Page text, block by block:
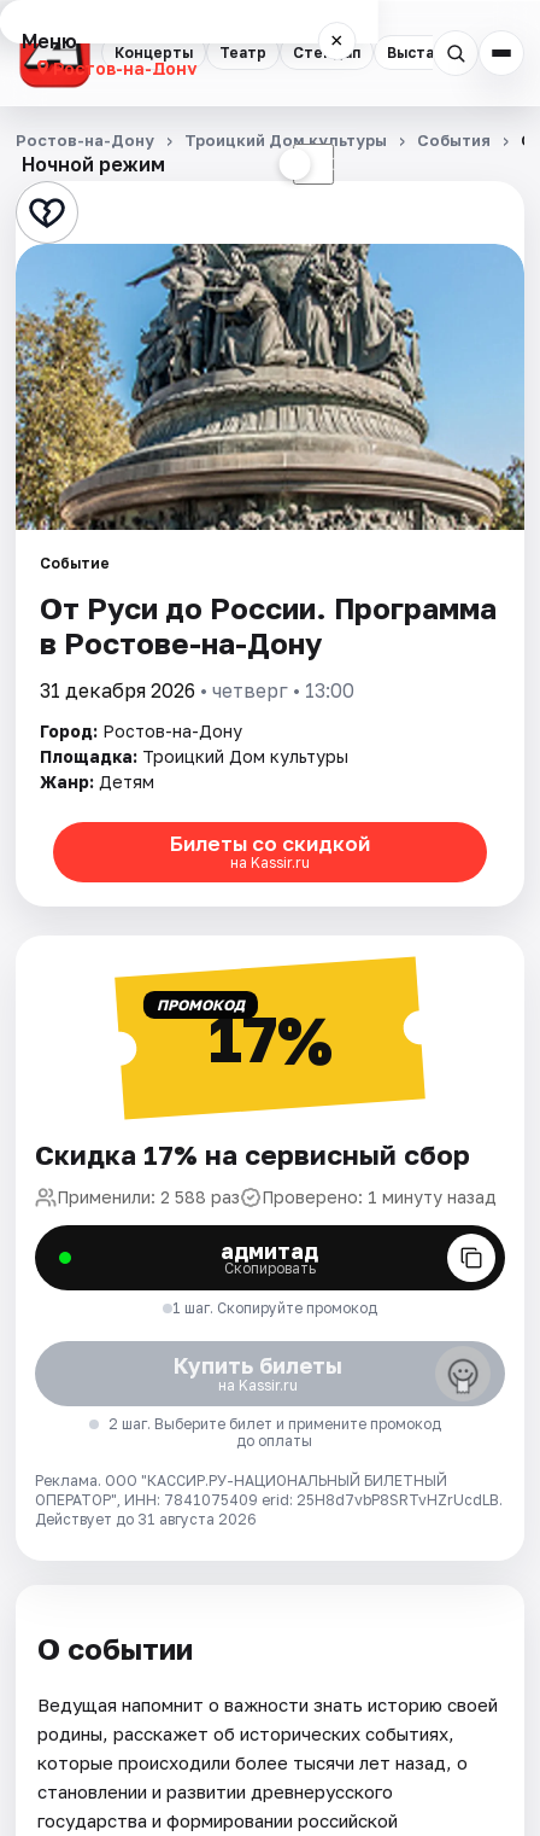
Концерты Театр Стендап Выставки
Меню ×
Ростов-на-Дону
Концерты
Театр
Стендап
Выставки
Квесты
Экскурсии
Спорт
События
Города
Площадки
Рейтинги
Ночной режим ☾
Ростов-на-Дону Троицкий Дом культуры События
Событие
От Руси до России. Программа
в Ростове-на-Дону
31 декабря 2026 • четверг • 13:00
Город: Ростов-на-Дону
Площадка: Троицкий Дом культуры
Жанр: Детям
Билеты со скидкой
на Kassir.ru
ПРОМОКОД17%
Скидка 17% на сервисный сбор
Применили: 2 588 раз Проверено: 1 минуту назад
адмитад
Скопировать
1 шаг. Скопируйте промокод
Купить билеты
на Kassir.ru
2 шаг. Выберите билет и примените промокод
до оплаты
Реклама. ООО "КАССИР.РУ-НАЦИОНАЛЬНЫЙ БИЛЕТНЫЙ
ОПЕРАТОР", ИНН: 7841075409 erid: 25H8d7vbP8SRTvHZrUcdLB.
Действует до 31 августа 2026
О событии
Ведущая напомнит о важности знать историю своей
родины, расскажет об исторических событиях,
которые происходили более тысячи лет назад, о
становлении и развитии древнерусского
государства и формировании российской